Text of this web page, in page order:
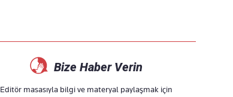
Bize Haber Verin
Editör masasıyla bilgi ve materyal paylaşmak için